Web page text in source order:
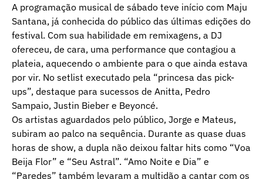
A programação musical de sábado teve início com Maju
Santana, já conhecida do público das últimas edições do
festival. Com sua habilidade em remixagens, a DJ
ofereceu, de cara, uma performance que contagiou a
plateia, aquecendo o ambiente para o que ainda estava
por vir. No setlist executado pela “princesa das pick-
ups”, destaque para sucessos de Anitta, Pedro
Sampaio, Justin Bieber e Beyoncé.
Os artistas aguardados pelo público, Jorge e Mateus,
subiram ao palco na sequência. Durante as quase duas
horas de show, a dupla não deixou faltar hits como “Voa
Beija Flor” e “Seu Astral”. “Amo Noite e Dia” e
“Paredes” também levaram a multidão a cantar com os